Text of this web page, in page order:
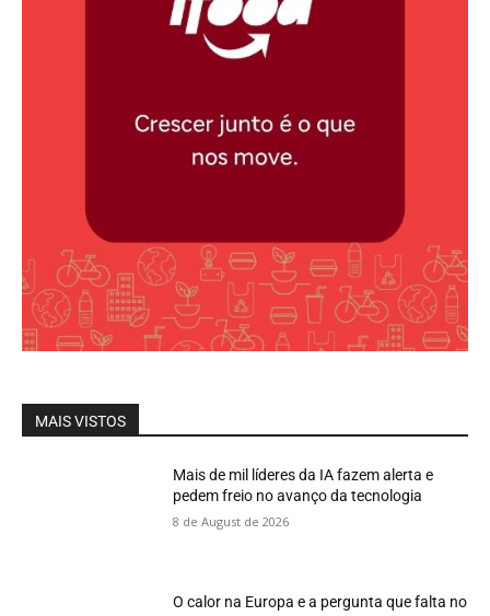
MAIS VISTOS
Mais de mil líderes da IA fazem alerta e
pedem freio no avanço da tecnologia
8 de August de 2026
O calor na Europa e a pergunta que falta no